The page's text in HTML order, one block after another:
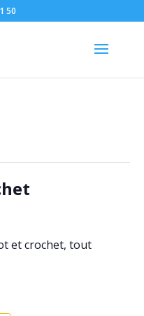
50
et crochet, tout